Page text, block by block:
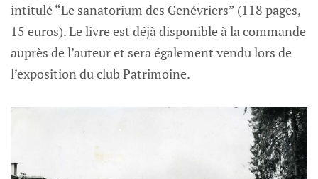
intitulé “Le sanatorium des Genévriers” (118 pages,
15 euros). Le livre est déjà disponible à la commande
auprès de l’auteur et sera également vendu lors de
l’exposition du club Patrimoine.